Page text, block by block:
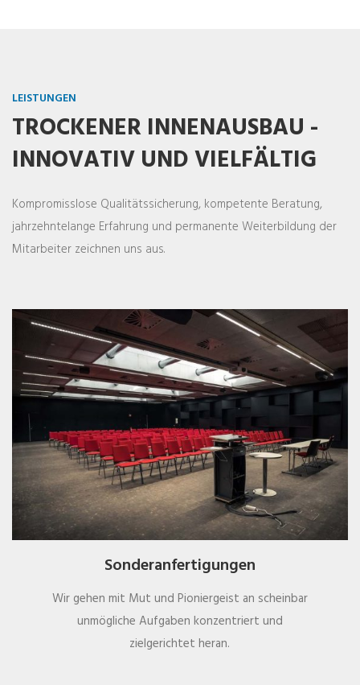
LEISTUNGEN
TROCKENER INNENAUSBAU -
INNOVATIV UND VIELFÄLTIG
Kompromisslose Qualitätssicherung, kompetente Beratung,
jahrzehntelange Erfahrung und permanente Weiterbildung der
Mitarbeiter zeichnen uns aus.
Sonderanfertigungen
Wir gehen mit Mut und Pioniergeist an scheinbar
unmögliche Aufgaben konzentriert und
zielgerichtet heran.